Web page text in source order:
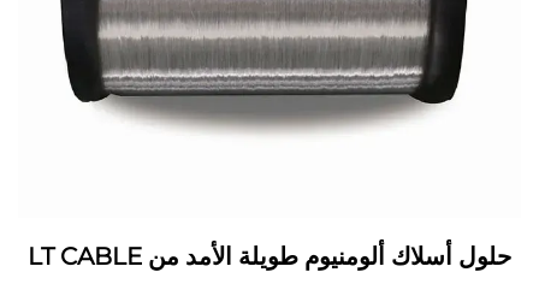
حلول أسلاك ألومنيوم طويلة الأمد من LT CABLE